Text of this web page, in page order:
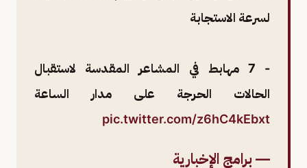
لسرعة الاستجابة
- 7 مهابط في المشاعر المقدسة لاستقبال
الحالات الحرجة على مدار الساعة
pic.twitter.com/z6hC4kEbxt
— برامج الإخبارية